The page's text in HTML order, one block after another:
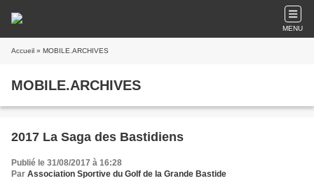
MENU
Accueil » MOBILE.ARCHIVES
MOBILE.ARCHIVES
2017 La Saga des Bastidiens
Publié le 31/08/2017 à 16:28
Par Association Sportive du Golf de la Grande Bastide